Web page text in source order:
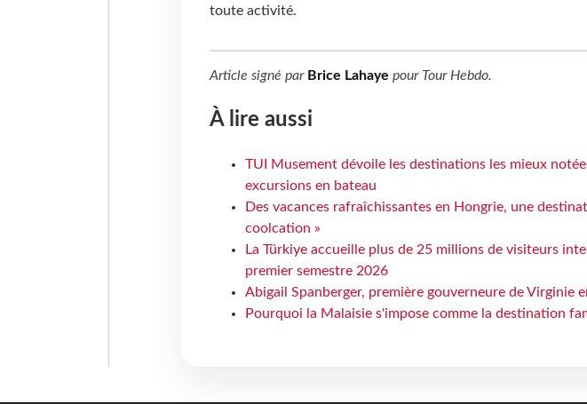
toute activité.
Article signé par Brice Lahaye pour Tour Hebdo.
À lire aussi
TUI Musement dévoile les destinations les mieux
excursions en bateau
Des vacances rafraîchissantes en Hongrie, une
coolcation »
La Türkiye accueille plus de 25 millions de visiteurs
premier semestre 2026
Abigail Spanberger, première gouverneure de Virginie
Pourquoi la Malaisie s'impose comme la destination